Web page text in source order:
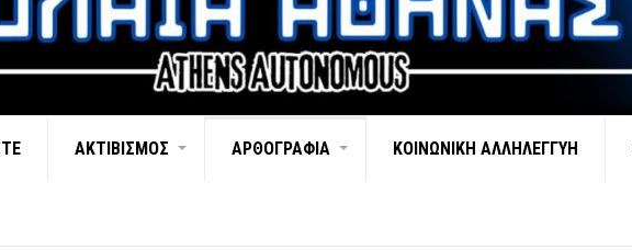
ΑΚΤΙΒΙΣΜΌΣ ΑΡΘΟΓΡΑΦΊΑ ΚΟΙΝΩΝΙΚΉ ΑΛΛΗΛΕΓΓΎΗ